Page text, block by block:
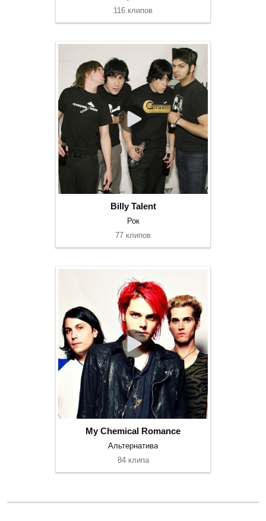
116 клипов
Billy Talent
Рок
77 клипов
My Chemical Romance
Альтернатива
84 клипа